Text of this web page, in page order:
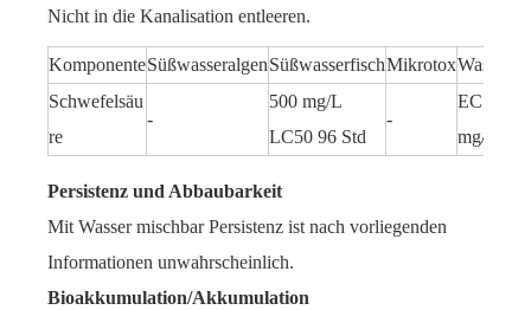
Nicht in die Kanalisation entleeren.
KomponenteSüßwasseralgenSüßwasserfischMikrotox
Schwefelsäu
re
-
500 mg/L
LC50 96 Std
-
EC50: 29
mg/l/24 h
Persistenz und Abbaubarkeit
Mit Wasser mischbar Persistenz ist nach vorliegenden
Informationen unwahrscheinlich.
Bioakkumulation/Akkumulation